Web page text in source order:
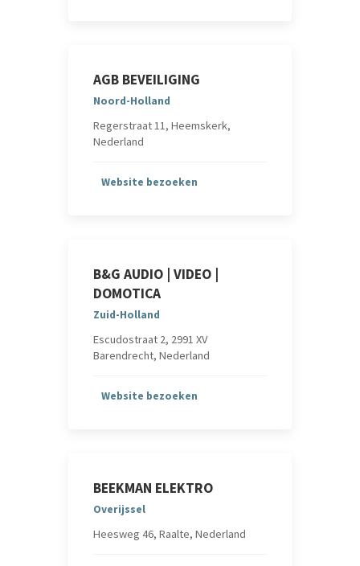
AGB BEVEILIGING
Noord-Holland
Regerstraat 11, Heemskerk,
Nederland
Website bezoeken
B&G AUDIO | VIDEO |
DOMOTICA
Zuid-Holland
Escudostraat 2, 2991 XV
Barendrecht, Nederland
Website bezoeken
BEEKMAN ELEKTRO
Overijssel
Heesweg 46, Raalte, Nederland